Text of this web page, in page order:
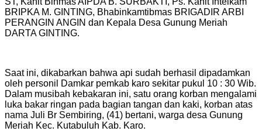
BRIPKA M. GINTING, Bhabinkamtibmas BRIGADIR ARBI
PERANGIN ANGIN dan Kepala Desa Gunung Meriah
DARTA GINTING.
Saat ini, dikabarkan bahwa api sudah berhasil dipadamkan
oleh personil Damkar pemkab karo sekitar pukul 10 : 30 Wib.
Dalam musibah kebakaran ini, satu orang korban mengalami
luka bakar ringan pada bagian tangan dan kaki, korban atas
nama Juli Br Sembiring, (41) bertani, warga desa Gunung
Meriah Kec. Kutabuluh Kab. Karo.